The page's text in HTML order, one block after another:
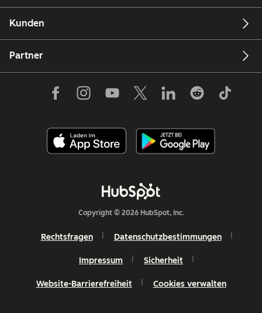
Kunden
Partner
Copyright © 2026 HubSpot, Inc.
Rechtsfragen Datenschutzbestimmungen
Impressum Sicherheit
Website-Barrierefreiheit Cookies verwalten